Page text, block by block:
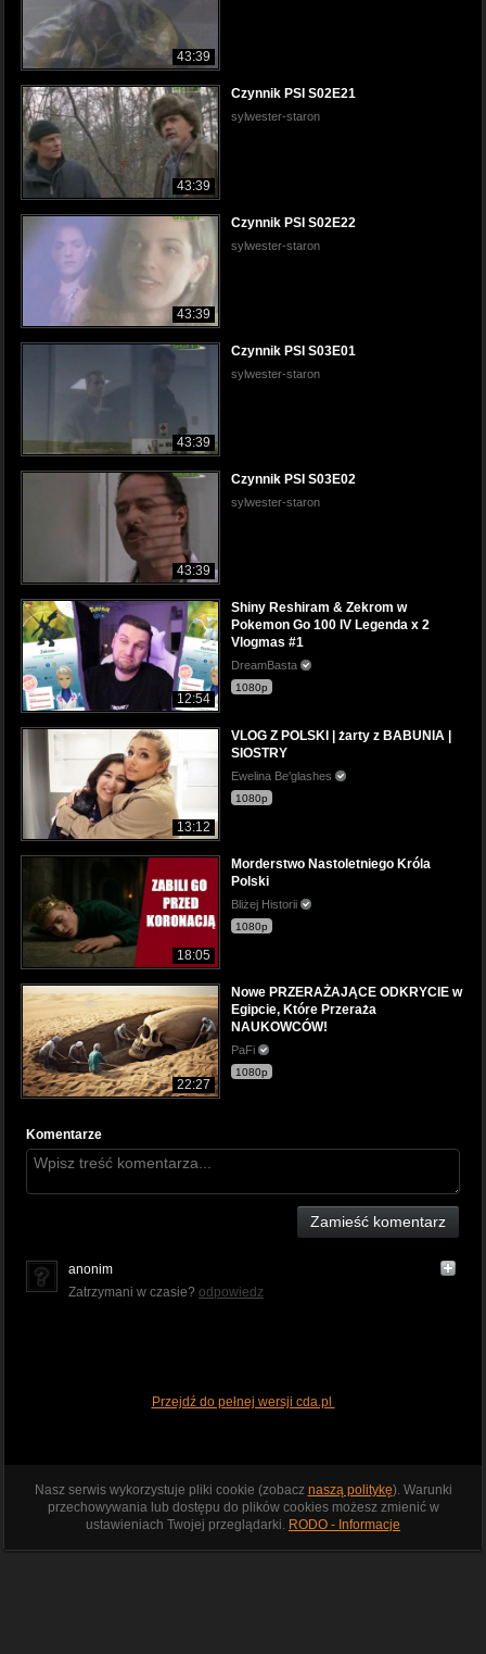
43:39
43:39
Czynnik PSI S02E21
sylwester-staron
43:39
Czynnik PSI S02E22
sylwester-staron
43:39
Czynnik PSI S03E01
sylwester-staron
43:39
Czynnik PSI S03E02
sylwester-staron
12:54
Shiny Reshiram & Zekrom w
Pokemon Go 100 IV Legenda x 2
Vlogmas #1
DreamBasta
1080p
13:12
VLOG Z POLSKI | żarty z BABUNIA |
SIOSTRY
Ewelina Be'glashes
1080p
18:05
Morderstwo Nastoletniego Króla
Polski
Bliżej Historii
1080p
22:27
Nowe PRZERAŻAJĄCE ODKRYCIE w
Egipcie, Które Przeraża
NAUKOWCÓW!
PaFi
1080p
Komentarze
Zamieść komentarz
anonim
Zatrzymani w czasie? odpowiedz
Przejdź do pełnej wersji cda.pl
Nasz serwis wykorzystuje pliki cookie (zobacz naszą politykę). Warunki
przechowywania lub dostępu do plików cookies możesz zmienić w
ustawieniach Twojej przeglądarki. RODO - Informacje